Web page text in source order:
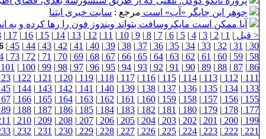
جوهر این چاپگر «آب» است مرجع : سایت خبری ایتنا
آیا ممکن است مایکروسافت بتواند ویندوز فون را رها کرده و به
< قبل |
1
|
2
|
3
|
4
|
5
|
6
|
7
|
8
|
9
|
10
|
11
|
12
|
13
|
14
|
15
|
16
|
17
|
30
|
31
|
32
|
33
|
34
|
35
|
36
|
37
|
38
|
39
|
40
|
41
|
42
|
43
|
44
|
45
|
58
|
59
|
60
|
61
|
62
|
63
|
64
|
65
|
66
|
67
|
68
|
69
|
70
|
71
|
72
|
73
|
86
|
87
|
88
|
89
|
90
|
91
|
92
|
93
|
94
|
95
|
96
|
97
|
98
|
99
|
100
|
101
111
|
112
|
113
|
114
|
115
|
116
|
117
|
118
|
119
|
120
|
121
|
122
|
133
|
134
|
135
|
136
|
137
|
138
|
139
|
140
|
141
|
142
|
143
|
144
|
155
|
156
|
157
|
158
|
159
|
160
|
161
|
162
|
163
|
164
|
165
|
166
|
177
|
178
|
179
|
180
|
181
|
182
|
183
|
184
|
185
|
186
|
187
|
188
|
199
|
200
|
201
|
202
|
203
|
204
|
205
|
206
|
207
|
208
|
209
|
210
|
221
|
222
|
223
|
224
|
225
|
226
|
227
|
228
|
229
|
230
|
231
|
232
|